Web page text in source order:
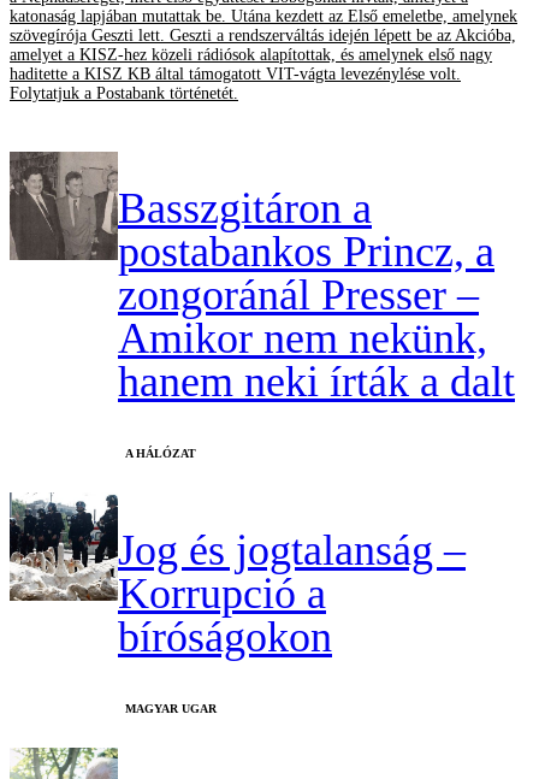
katonaság lapjában mutattak be. Utána kezdett az Első emeletbe, amelynek
szövegírója Geszti lett. Geszti a rendszerváltás idején lépett be az Akcióba,
amelyet a KISZ-hez közeli rádiósok alapítottak, és amelynek első nagy
haditette a KISZ KB által támogatott VIT-vágta levezénylése volt.
Folytatjuk a Postabank történetét.
Basszgitáron a
postabankos Princz, a
zongoránál Presser –
Amikor nem nekünk,
hanem neki írták a dalt
A HÁLÓZAT
Jog és jogtalanság –
Korrupció a
bíróságokon
MAGYAR UGAR